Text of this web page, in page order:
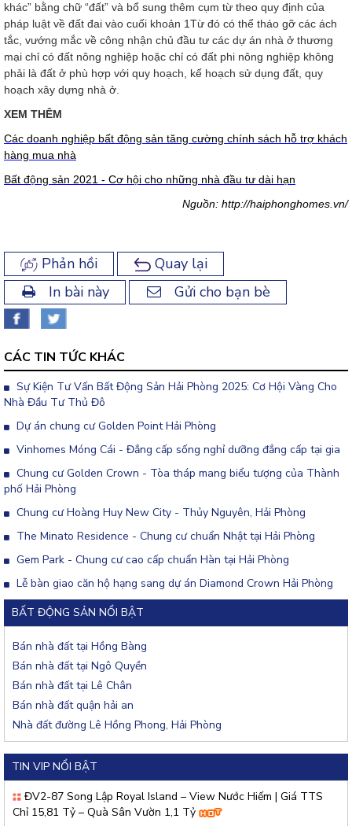
khác” bằng chữ “đất” và bổ sung thêm cụm từ theo quy định của
pháp luật về đất đai vào cuối khoản 1Từ đó có thể tháo gỡ các ách
tắc, vướng mắc về công nhận chủ đầu tư các dự án nhà ở thương
mại chỉ có đất nông nghiệp hoặc chỉ có đất phi nông nghiệp không
phải là đất ở phù hợp với quy hoạch, kế hoạch sử dụng đất, quy
hoạch xây dựng nhà ở.
XEM THÊM
Các doanh nghiệp bất động sản tăng cường chính sách hỗ trợ khách
hàng mua nhà
Bất động sản 2021 - Cơ hội cho những nhà đầu tư dài hạn
Nguồn: http://haiphonghomes.vn/
Phản hồi
Quay lại
In bài này
Gửi cho bạn bè
CÁC TIN TỨC KHÁC
Sự Kiện Tư Vấn Bất Động Sản Hải Phòng 2025: Cơ Hội Vàng Cho
Nhà Đầu Tư Thủ Đô
Dự án chung cư Golden Point Hải Phòng
Vinhomes Móng Cái - Đẳng cấp sống nghỉ dưỡng đẳng cấp tại gia
Chung cư Golden Crown - Tòa tháp mang biểu tượng của Thành
phố Hải Phòng
Chung cư Hoàng Huy New City - Thủy Nguyên, Hải Phòng
The Minato Residence - Chung cư chuẩn Nhật tại Hải Phòng
Gem Park - Chung cư cao cấp chuẩn Hàn tại Hải Phòng
Lễ bàn giao căn hộ hạng sang dự án Diamond Crown Hải Phòng
BẤT ĐỘNG SẢN NỔI BẬT
Bán nhà đất tại Hồng Bàng
Bán nhà đất tại Ngô Quyền
Bán nhà đất tại Lê Chân
Bán nhà đất quận hải an
Nhà đất đường Lê Hồng Phong, Hải Phòng
TIN VIP NỔI BẬT
ĐV2-87 Song Lập Royal Island – View Nước Hiếm | Giá TTS
Chỉ 15,81 Tỷ – Quà Sân Vườn 1,1 Tỷ